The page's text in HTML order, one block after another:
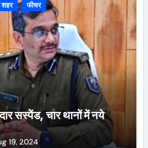
शहर फीचर
सस्पेंड, चार थानों में नये
19, 2024